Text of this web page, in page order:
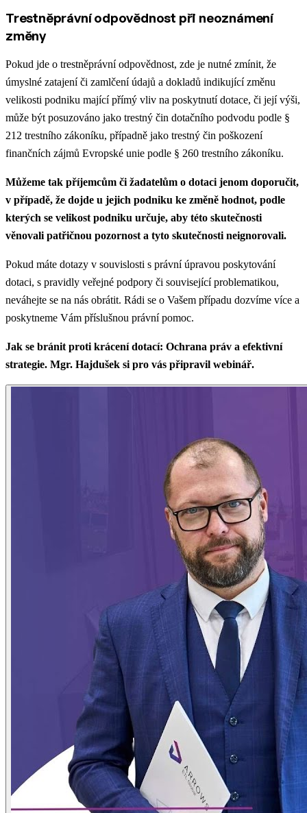
Trestněprávní odpovědnost při neoznámení
změny
Pokud jde o trestněprávní odpovědnost, zde je nutné zmínit, že
úmyslné zatajení či zamlčení údajů a dokladů indikující změnu
velikosti podniku mající přímý vliv na poskytnutí dotace, či její výši,
může být posuzováno jako trestný čin dotačního podvodu podle §
212 trestního zákoníku, případně jako trestný čin poškození
finančních zájmů Evropské unie podle § 260 trestního zákoníku.
Můžeme tak příjemcům či žadatelům o dotaci jenom doporučit,
v případě, že dojde u jejich podniku ke změně hodnot, podle
kterých se velikost podniku určuje, aby této skutečnosti
věnovali patřičnou pozornost a tyto skutečnosti neignorovali.
Pokud máte dotazy v souvislosti s právní úpravou poskytování
dotaci, s pravidly veřejné podpory či související problematikou,
neváhejte se na nás obrátit. Rádi se o Vašem případu dozvíme více a
poskytneme Vám příslušnou právní pomoc.
Jak se bránit proti krácení dotací: Ochrana práv a efektivní
strategie. Mgr. Hajdušek si pro vás připravil webinář.